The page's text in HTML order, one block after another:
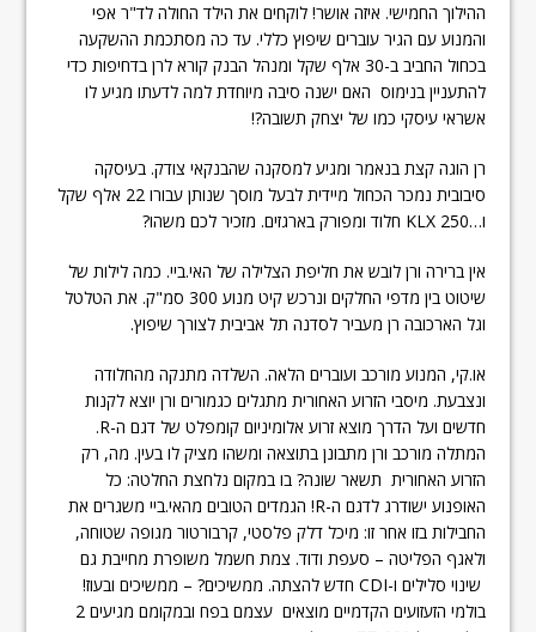
ההילוך החמישי. איזה אושר! לוקחים את הילד החולה לד"ר אפי
והמנוע עם הגיר עוברים שיפוץ כללי. עד כה מסתכמת ההשקעה
בכחול החביב ב-30 אלף שקל ומנהל הבנק קורא לרן בדחיפות כדי
להתעניין בנימוס האם ישנה סיבה מיוחדת למה לדעתו מגיע לו
אשראי עיסקי כמו של יצחק תשובה?!
רן הוגה קצת בנאמר ומגיע למסקנה שהבנקאי צודק. בעיסקה
סיבובית נמכר הכחול מיידית לבעל מוסך שנותן עבורו 22 אלף שקל
ו…KLX 250 חלוד ומפורק בארגזים. מזכיר לכם משהו?
אין ברירה ורן לובש את חליפת הצלילה של האי.ביי. כמה לילות של
שיטוט בין מדפי החלקים ונרכש קיט מנוע 300 סמ"ק. את הטלטל
וגל הארכובה רן מעביר לסדנה תל אביבית לצורך שיפוץ.
או.קי, המנוע מורכב ועוברים הלאה. השלדה מתנקה מהחלודה
ונצבעת. מיסבי הזרוע האחורית מתגלים כגמורים ורן יוצא לקנות
חדשים ועל הדרך מוצא זרוע אלומיניום קומפלט של דגם ה-R.
המתלה מורכב ורן מתבונן בתוצאה ומשהו מציק לו בעין. מה, רק
הזרוע האחורית תשאר שונה? בו במקום נלחצת החלטה: כל
האופנוע ישודרג לדגם ה-R! הגמדים הטובים מהאי.ביי משגרים את
החבילות בזו אחר זו: מיכל דלק פלסטי, קרבורטור מגופה שטוחה,
ולאגף הפליטה – סעפת ודוד. צמת חשמל משופרת מחייבת גם
שינוי סלילים ו-CDI חדש להצתה. ממשיכים? – ממשיכים ובעוז!
בולמי הזעזועים הקדמיים מוצאים עצמם בפח ובמקומם מגיעים 2